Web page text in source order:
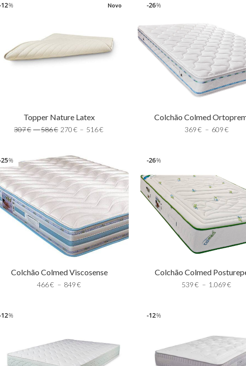
%
12 Novo
Topper Nature Latex
307€ –586€ 270 € – 516€
%
26
Colchão Colmed
369€ – 609€
%
25
Colchão Colmed Viscosense
466€ – 849€
%
26
Colchão Colmed
539€ – 1.069€
%
12 %
12